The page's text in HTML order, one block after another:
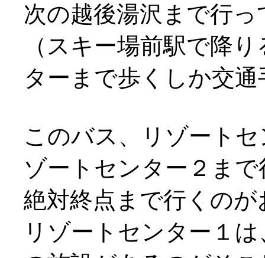
次の越後湯沢まで行っ
（スキー場前駅で降
ターまで歩くしか交
このバス、リゾート
ゾートセンター２ま
絶対終点まで行くのが
リゾートセンター１